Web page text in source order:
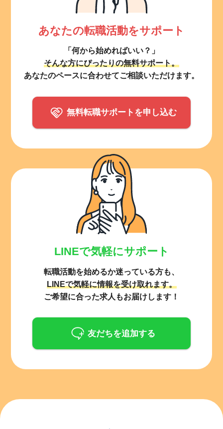
あなたの転職活動をサポート
「何から始めればいい？」
そんな方にぴったりの無料サポート。
あなたのペースに合わせてご相談いただけます。
無料転職サポートを申し込む
LINEで気軽にサポート
転職活動を始めるか迷っている方も、
LINEで気軽に情報を受け取れます。
ご希望に合った求人もお届けします！
友だちを追加する